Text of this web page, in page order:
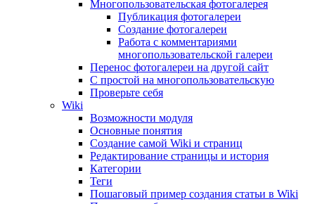
Многопользовательская фотогалерея
Публикация фотогалереи
Создание фотогалереи
Работа с комментариями
многопользовательской галереи
Перенос фотогалереи на другой сайт
С простой на многопользовательскую
Проверьте себя
Wiki
Возможности модуля
Основные понятия
Создание самой Wiki и страниц
Редактирование страницы и история
Категории
Теги
Пошаговый пример создания статьи в Wiki